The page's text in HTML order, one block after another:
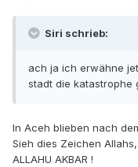
Siri schrieb:
ach ja ich erwähne
stadt die katastrophe
In Aceh blieben nach
Sieh dies Zeichen
ALLAHU AKBAR !